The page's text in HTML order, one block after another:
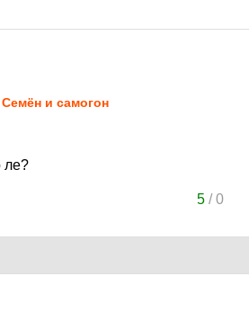
и самогон
ле?
5/0